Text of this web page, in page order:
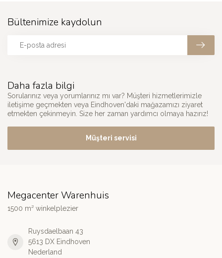
Daha fazla bilgi
Sorularınız veya yorumlarınız mı var? Müşteri hizmetlerimizle
iletişime geçmekten veya Eindhoven'daki mağazamızı ziyaret
etmekten çekinmeyin. Size her zaman yardımcı olmaya hazırız!
Müşteri servisi
Bültenimize kaydolun
Megacenter Warenhuis
1500 m² winkelplezier
Ruysdaelbaan 43
5613 DX Eindhoven
Nederland